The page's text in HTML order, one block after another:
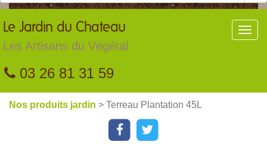
Le Jardin du Chateau
Les Artisans du Végétal
03 26 81 31 59
Nos produits jardin > Terreau Plantation 45L